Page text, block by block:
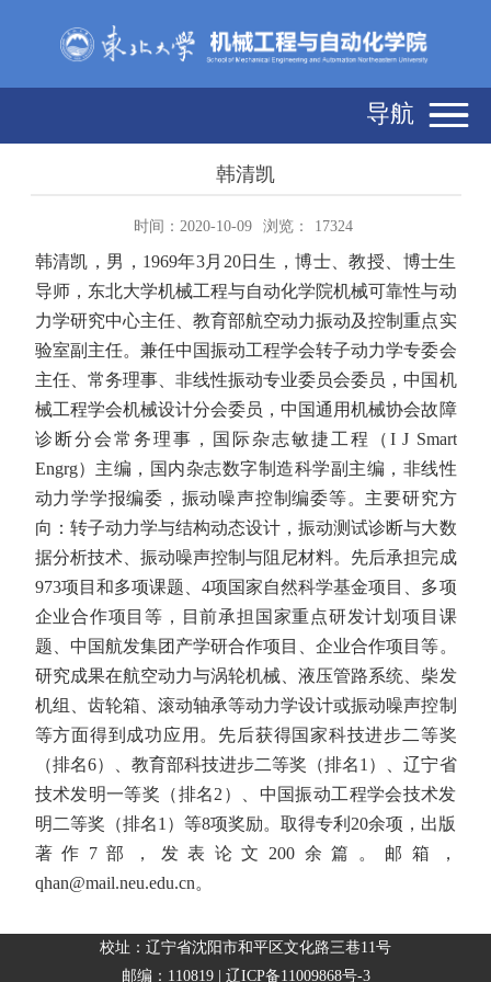
导航
韩清凯
时间：2020-10-09 浏览： 17324
韩清凯，男，1969年3月20日生，博士、教授、博士生
导师，东北大学机械工程与自动化学院机械可靠性与动
力学研究中心主任、教育部航空动力振动及控制重点实
验室副主任。兼任中国振动工程学会转子动力学专委会
主任、常务理事、非线性振动专业委员会委员，中国机
械工程学会机械设计分会委员，中国通用机械协会故障
诊断分会常务理事，国际杂志敏捷工程（I J Smart
Engrg）主编，国内杂志数字制造科学副主编，非线性
动力学学报编委，振动噪声控制编委等。主要研究方
向：转子动力学与结构动态设计，振动测试诊断与大数
据分析技术、振动噪声控制与阻尼材料。先后承担完成
973项目和多项课题、4项国家自然科学基金项目、多项
企业合作项目等，目前承担国家重点研发计划项目课
题、中国航发集团产学研合作项目、企业合作项目等。
研究成果在航空动力与涡轮机械、液压管路系统、柴发
机组、齿轮箱、滚动轴承等动力学设计或振动噪声控制
等方面得到成功应用。先后获得国家科技进步二等奖
（排名6）、教育部科技进步二等奖（排名1）、辽宁省
技术发明一等奖（排名2）、中国振动工程学会技术发
明二等奖（排名1）等8项奖励。取得专利20余项，出版
著作7部，发表论文200余篇。邮箱，
qhan@mail.neu.edu.cn。
校址：辽宁省沈阳市和平区文化路三巷11号
邮编：110819 | 辽ICP备11009868号-3